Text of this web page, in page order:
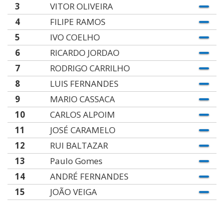
3
VITOR OLIVEIRA
4
FILIPE RAMOS
5
IVO COELHO
6
RICARDO JORDAO
7
RODRIGO CARRILHO
8
LUIS FERNANDES
9
MARIO CASSACA
10
CARLOS ALPOIM
11
JOSÉ CARAMELO
12
RUI BALTAZAR
13
Paulo Gomes
14
ANDRÉ FERNANDES
15
JOÃO VEIGA